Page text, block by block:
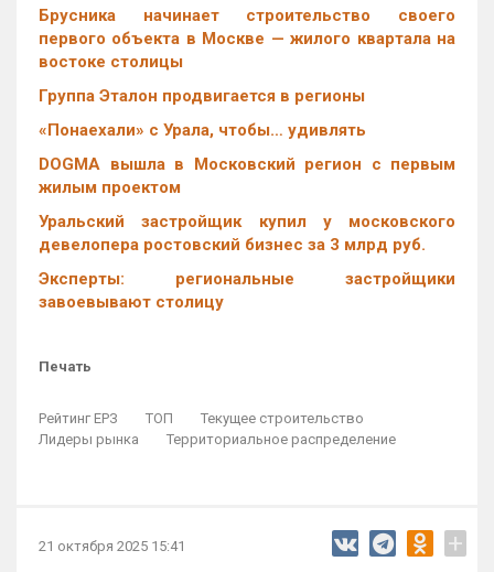
Брусника начинает строительство своего
первого объекта в Москве — жилого квартала на
востоке столицы
Группа Эталон продвигается в регионы
«Понаехали» с Урала, чтобы… удивлять
DOGMA вышла в Московский регион с первым
жилым проектом
Уральский застройщик купил у московского
девелопера ростовский бизнес за 3 млрд руб.
Эксперты: региональные застройщики
завоевывают столицу
Печать
Рейтинг ЕРЗ ТОП
Текущее строительство
Лидеры рынка
Территориальное распределение
21 октября 2025 15:41 +